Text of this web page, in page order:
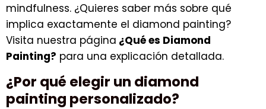
mindfulness. ¿Quieres saber más sobre qué
implica exactamente el diamond painting?
Visita nuestra página ¿Qué es Diamond
Painting? para una explicación detallada.
¿Por qué elegir un diamond
painting personalizado?